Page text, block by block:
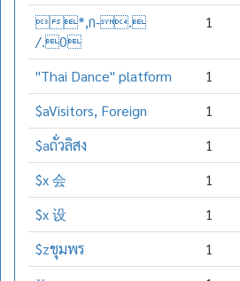
*,ก-.
/.0
1
"Thai Dance" platform
1
$aVisitors, Foreign
1
$aถั่วลิสง
1
$x 会
1
$x 设
1
$zชุมพร
1